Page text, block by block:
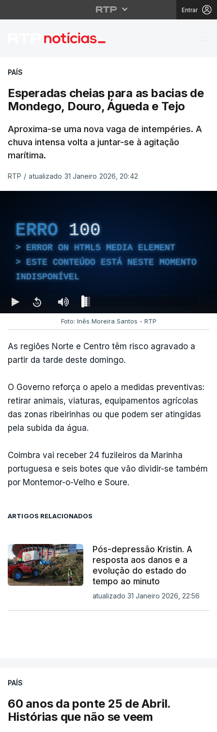
Entrar
Esperadas cheias
PAÍS
Esperadas cheias para as bacias de
Mondego, Douro, Águeda e Tejo
Aproxima-se uma nova vaga de intempéries. A
chuva intensa volta a juntar-se à agitação
marítima.
RTP / atualizado 31 Janeiro 2026, 20:42
ERRO 100
ERROR ON HTML5 MEDIA ELEMENT
ESTE CONTEÚDO ESTÁ NESTE MOMENTO
INDISPONÍVEL
Foto: Inês Moreira Santos - RTP
As regiões Norte e Centro têm risco agravado a
partir da tarde deste domingo.
O Governo reforça o apelo a medidas preventivas:
retirar animais, viaturas, equipamentos agrícolas
das zonas ribeirinhas ou que podem ser atingidas
pela subida da água.
Coimbra vai receber 24 fuzileiros da Marinha
portuguesa e seis botes que vão dividir-se também
por Montemor-o-Velho e Soure.
ARTIGOS RELACIONADOS
Pós-depressão Kristin. A
resposta aos danos e a
evolução do estado do
tempo ao minuto
atualizado 31 Janeiro 2026, 22:56
PAÍS
60 anos da ponte 25 de Abril.
Histórias que não se veem